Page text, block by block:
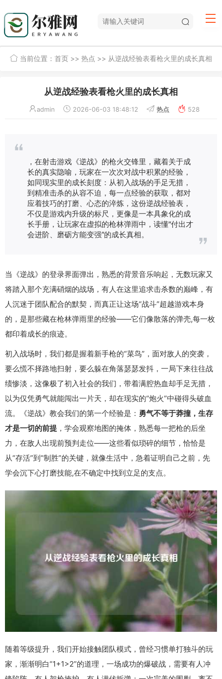
当前位置： 首页 >> 热点 >> 从逆战经验表看枪火里的成长真相
从逆战经验表看枪火里的成长真相
admin 2026-06-03 18:48:12 热点 528
，在射击游戏《逆战》的枪火交锋里，藏着关于成
长的真实隐喻，玩家在一次次对战中积累的经验，
如同现实里的成长刻度：从初入战场的手足无措，
到精准击杀的从容不迫，每一点经验的获取，都对
应着技巧的打磨、心态的淬炼，这份逆战经验表，
不仅是游戏内升级的标尺，更像是一本具象化的成
长手册，让玩家在虚拟的枪林弹雨中，读懂“付出才
会进阶、磨砺方能变强”的成长真相。
当《逆战》的登录界面弹出，熟悉的背景音乐响起，无数玩家又
将踏入那个充满硝烟的战场，有人在这里追求击杀数的巅峰，有
人沉迷于团队配合的默契，而真正让这场“战斗”超越游戏本身
的，是那些藏在枪林弹雨里的经验——它们像散落的弹壳,每一枚
都印着成长的痕迹。
初入战场时，我们都是握着新手枪的“菜鸟”，面对敌人的突袭，
要么慌不择路地扫射，要么躲在角落瑟瑟发抖，一局下来往往战
绩惨淡，这像极了初入社会的我们，带着满腔热血却手足无措，
以为仅凭勇气就能闯出一片天，却在现实的“炮火”中碰得头破血
流。《逆战》教会我们的第一个经验是： 勇气不等于莽撞，生存
才是一切的前提 ，学会观察地图的掩体，熟悉每一把枪的后坐
力，在敌人出现前预判走位——这些看似琐碎的细节，恰恰是
从“存活”到“制胜”的关键，就像生活中，急着证明自己之前，先
学会沉下心打磨技能,在不确定中找到立足的支点。
随着等级提升，我们开始接触团队模式，曾经习惯单打独斗的玩
家，渐渐明白“1+1>2”的道理，一场成功的爆破战，需要有人冲